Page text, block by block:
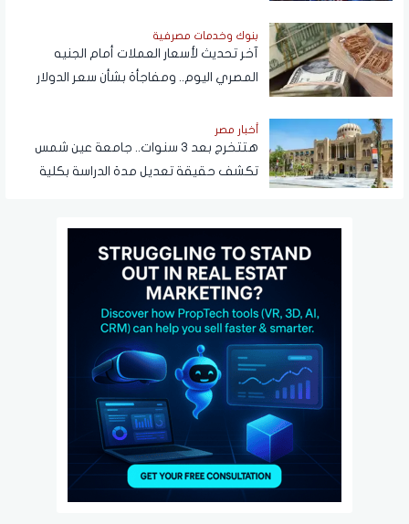
بنوك وخدمات مصرفية
آخر تحديث لأسعار العملات أمام الجنيه
المصري اليوم.. ومفاجأة بشأن سعر الدولار
أخبار مصر
هتتخرج بعد 3 سنوات.. جامعة عين شمس
تكشف حقيقة تعديل مدة الدراسة بكلية